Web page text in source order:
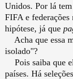
Unidos. Por lá tem
FIFA e federações
hipótese, já que
Acha que essa
isolado"?
Pois saiba que
países. Há